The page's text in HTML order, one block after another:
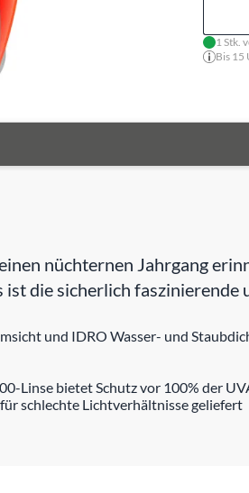
1 Stk.
Bis 15
nüchternen Jahrgang
die sicherlich faszinierende
und IDRO Wasser- und
Linse bietet Schutz vor 100% der
schlechte Lichtverhältnisse geliefert